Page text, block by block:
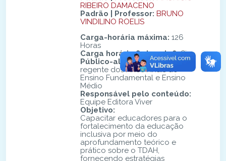
RIBEIRO DAMACENO
Padrão | Professor: BRUNO
VINDILINO ROELIS
Carga-horária máxima: 126
Horas
Carga horária flutuante?:Sim
Público-alvo:Professores
regente dos Anos Finais do
Ensino Fundamental e Ensino
Médio
Responsável pelo conteúdo:
Equipe Editora Viver
Objetivo:
Capacitar educadores para o
fortalecimento da educação
inclusiva por meio do
aprofundamento teórico e
prático sobre o TDAH,
fornecendo estratégias